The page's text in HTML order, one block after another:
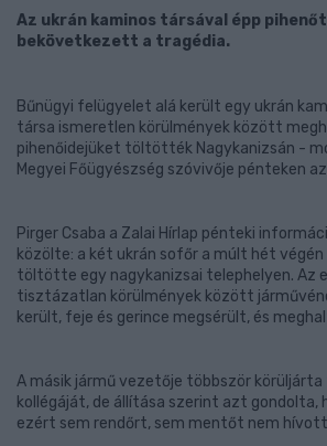
Az ukrán kaminos társával épp
bekövetkezett a tragédia.
Bűnügyi felügyelet alá került egy ukrán
társa ismeretlen körülmények között
pihenőidejüket töltötték Nagykanizsán -
Megyei Főügyészség szóvivője pénteken
Pirger Csaba a Zalai Hírlap pénteki
közölte: a két ukrán sofőr a múlt hét
töltötte egy nagykanizsai telephelyen. Az
tisztázatlan körülmények között
került, feje és gerince megsérült, és
A másik jármű vezetője többször
kollégáját, de állítása szerint azt gondolta,
ezért sem rendőrt, sem mentőt nem